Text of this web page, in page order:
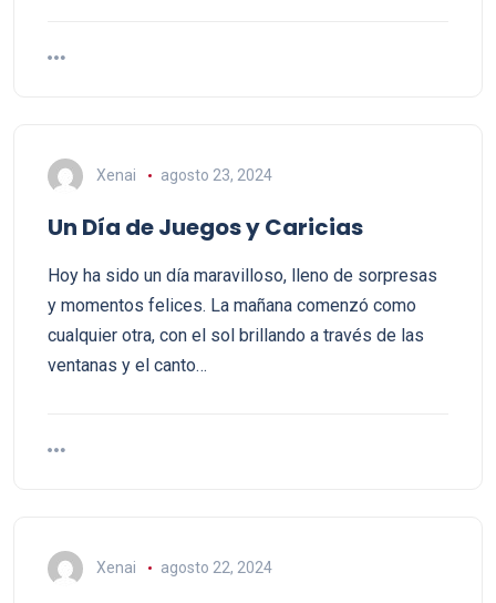
Xenai agosto 23, 2024
Un Día de Juegos y Caricias
Hoy ha sido un día maravilloso, lleno de sorpresas
y momentos felices. La mañana comenzó como
cualquier otra, con el sol brillando a través de las
ventanas y el canto…
Xenai agosto 22, 2024